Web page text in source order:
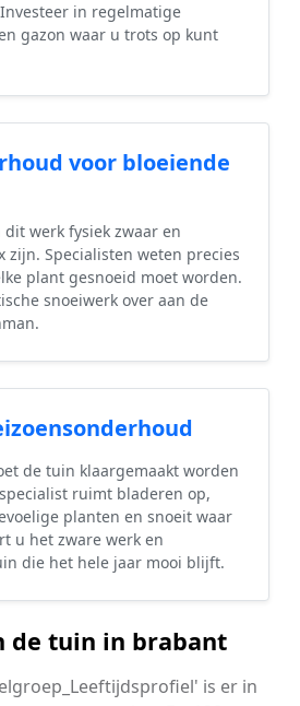
in regelmatige
gazon waar u trots op kunt
voor bloeiende
werk fysiek zwaar en
zijn. Specialisten weten precies
plant gesnoeid moet worden.
snoeiwerk over aan de
de tuin klaargemaakt worden
ruimt bladeren op,
planten en snoeit waar
u het zware werk en
die het hele jaar mooi blijft.
de tuin in brabant
is er in